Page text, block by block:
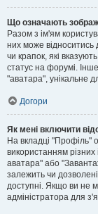
Що означають
Разом з ім'ям
них може відноситись
чи крапок, які
статус на форумі.
"аватара", унікальне
Догори
Як мені включити
На вкладці "Профіль"
використанням
аватара" або
залежить чи
доступні. Якщо ви не
адміністратора для